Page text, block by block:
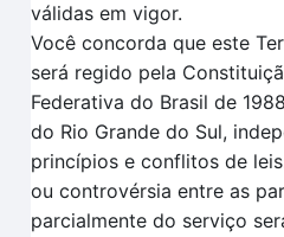
válidas em vigor.
Você concorda que este
será regido pela
Federativa do Brasil de
do Rio Grande do Sul,
princípios e conflitos de
ou controvérsia entre as
parcialmente do serviço